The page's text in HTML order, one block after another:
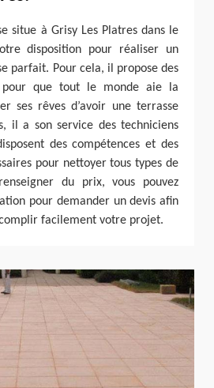
situe à Grisy Les Platres dans le
disposition pour réaliser un
parfait. Pour cela, il propose des
que tout le monde aie la
ses rêves d’avoir une terrasse
il a son service des techniciens
des compétences et des
pour nettoyer tous types de
du prix, vous pouvez
pour demander un devis afin
facilement votre projet.